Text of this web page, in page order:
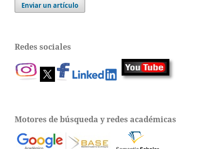
Enviar un artículo
Redes sociales
Motores de búsqueda y redes académicas